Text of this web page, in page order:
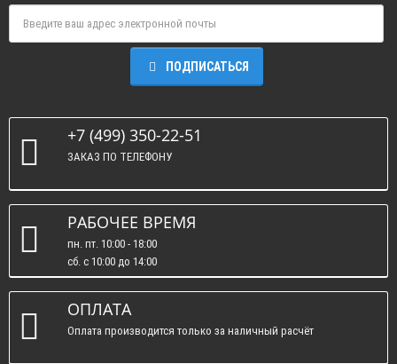
ПОДПИСАТЬСЯ
+7 (499) 350-22-51
ЗАКАЗ ПО ТЕЛЕФОНУ
РАБОЧЕЕ ВРЕМЯ
пн. пт. 10:00 - 18:00
сб. c 10:00 до 14:00
вс. : выходные.
ОПЛАТА
Оплата производится только за наличный расчёт